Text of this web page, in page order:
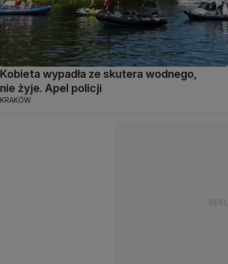
Kobieta wypadła ze skutera wodnego,
nie żyje. Apel policji
KRAKÓW